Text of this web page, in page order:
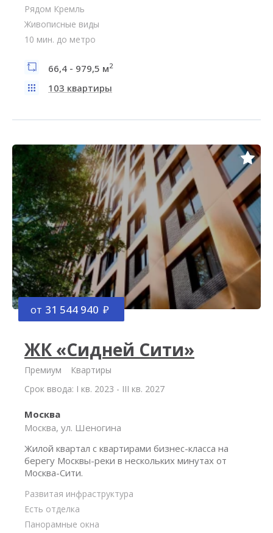
Рядом Кремль
Живописные виды
10 мин. до метро
66,4 - 979,5 м2
103 квартиры
от 31 544 940
ЖК «Сидней Сити»
Премиум
Квартиры
Срок ввода: I кв. 2023 - III кв. 2027
Москва
Москва, ул. Шеногина
Жилой квартал с квартирами бизнес-класса на
берегу Москвы-реки в нескольких минутах от
Москва-Сити.
Развитая инфраструктура
Есть отделка
Панорамные окна